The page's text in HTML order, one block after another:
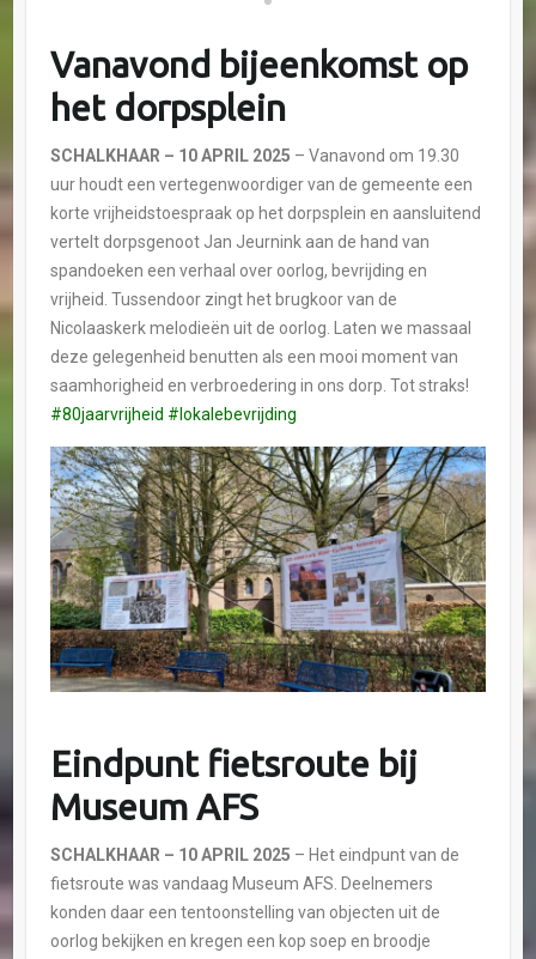
Vanavond bijeenkomst op
het dorpsplein
SCHALKHAAR – 10 APRIL 2025 – Vanavond om 19.30
uur houdt een vertegenwoordiger van de gemeente een
korte vrijheidstoespraak op het dorpsplein en aansluitend
vertelt dorpsgenoot Jan Jeurnink aan de hand van
spandoeken een verhaal over oorlog, bevrijding en
vrijheid. Tussendoor zingt het brugkoor van de
Nicolaaskerk melodieën uit de oorlog. Laten we massaal
deze gelegenheid benutten als een mooi moment van
saamhorigheid en verbroedering in ons dorp. Tot straks!
#80jaarvrijheid #lokalebevrijding
Eindpunt fietsroute bij
Museum AFS
SCHALKHAAR – 10 APRIL 2025 – Het eindpunt van de
fietsroute was vandaag Museum AFS. Deelnemers
konden daar een tentoonstelling van objecten uit de
oorlog bekijken en kregen een kop soep en broodje